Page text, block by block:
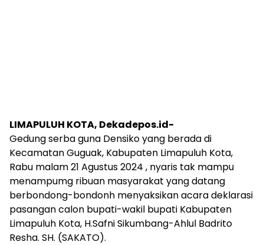
LIMAPULUH KOTA, Dekadepos.id-
Gedung serba guna Densiko yang berada di
Kecamatan Guguak, Kabupaten Limapuluh Kota,
Rabu malam 21 Agustus 2024 , nyaris tak mampu
menampumg ribuan masyarakat yang datang
berbondong-bondonh menyaksikan acara deklarasi
pasangan calon bupati-wakil bupati Kabupaten
Limapuluh Kota, H.Safni Sikumbang-Ahlul Badrito
Resha. SH. (SAKATO).